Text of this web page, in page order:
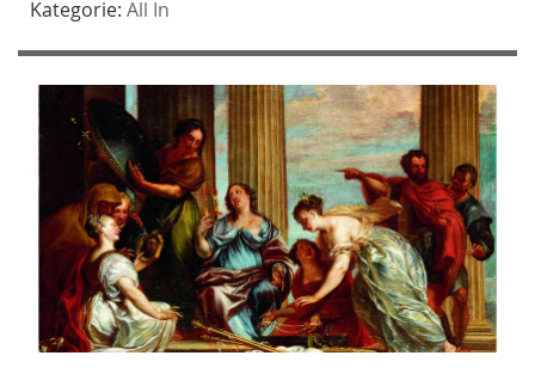
Kategorie: All In